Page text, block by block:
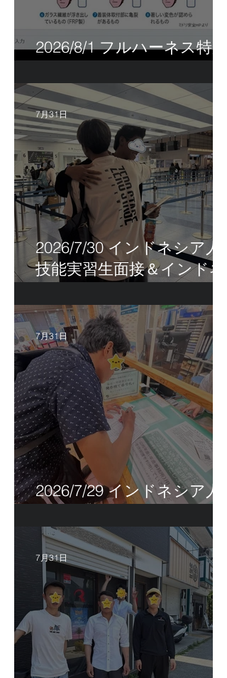
2026/8/1 フルハーネス特別
2026/7/30 インドネシア人
技能実習生面接＆インドネ
7月31日
2026/7/29 インドネシア人
7月31日
7月31日